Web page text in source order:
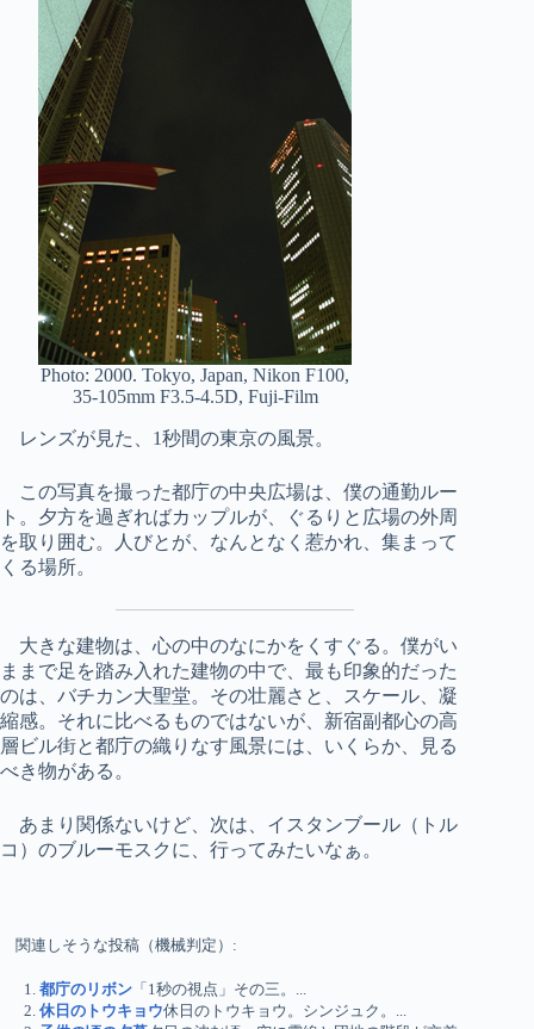
Photo: 2000. Tokyo, Japan, Nikon F100,
35-105mm F3.5-4.5D, Fuji-Film
レンズが見た、1秒間の東京の風景。
この写真を撮った都庁の中央広場は、僕の通勤ルー
ト。夕方を過ぎればカップルが、ぐるりと広場の外周
を取り囲む。人びとが、なんとなく惹かれ、集まって
くる場所。
大きな建物は、心の中のなにかをくすぐる。僕がい
ままで足を踏み入れた建物の中で、最も印象的だった
のは、バチカン大聖堂。その壮麗さと、スケール、凝
縮感。それに比べるものではないが、新宿副都心の高
層ビル街と都庁の織りなす風景には、いくらか、見る
べき物がある。
あまり関係ないけど、次は、イスタンブール（トル
コ）のブルーモスクに、行ってみたいなぁ。
関連しそうな投稿（機械判定）:
都庁のリボン「1秒の視点」その三。...
休日のトウキョウ休日のトウキョウ。シンジュク。...